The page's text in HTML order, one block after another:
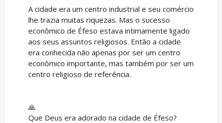
A cidade era um centro industrial e seu comércio
lhe trazia muitas riquezas. Mas o sucesso
econômico de Éfeso estava intimamente ligado
aos seus assuntos religiosos. Então a cidade
era conhecida não apenas por ser um centro
econômico importante, mas também por ser um
centro religioso de referência.
🙏
Que Deus era adorado na cidade de Éfeso?